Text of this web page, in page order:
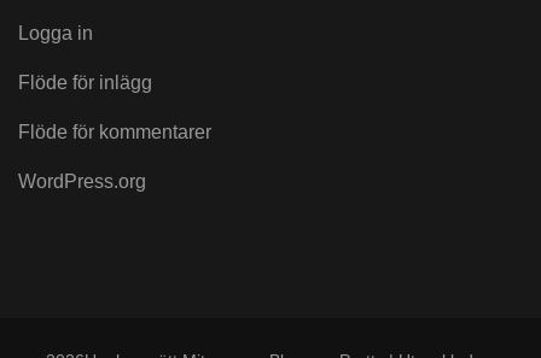
Logga in
Flöde för inlägg
Flöde för kommentarer
WordPress.org